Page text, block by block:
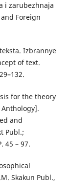
i zarubezhnaja
Foreign
Izbrannye
of text.
for the theory
and
Publ.;
45 – 97.
Skakun Publ.,